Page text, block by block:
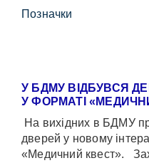
Позначки
У БДМУ ВІДБУВСЯ
У ФОРМАТІ
На вихідних в БДМУ
дверей у новому
«Медичний квест».